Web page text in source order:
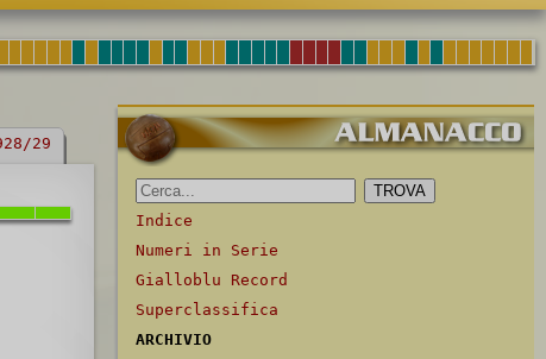
29
Indice
Numeri in Serie
Gialloblu Record
Superclassifica
ARCHIVIO